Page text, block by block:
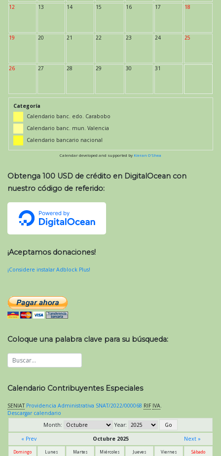
12 13 14 15 16 17 18
19 20 21 22 23 24 25
26 27 28 29 30 31
Categoría
Calendario banc. edo. Carabobo
Calendario banc. mun. Valencia
Calendario bancario nacional
Calendar developed and supported by Kieran O'Shea
Obtenga 100 USD de crédito en DigitalOcean con
nuestro código de referido:
¡Aceptamos donaciones!
¡Considere instalar Adblock Plus!
Coloque una palabra clave para su búsqueda:
Calendario Contribuyentes Especiales
SENIAT Providencia Administrativa SNAT/2022/000068 RIF IVA
Descargar calendario
Month:
Year:
« Prev
Octubre 2025 Next »
Domingo Lunes Martes Miércoles Jueves Viernes Sábado